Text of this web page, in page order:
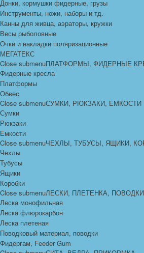
Донки, кормушки фидерные, грузы
Инструменты, ножи, наборы и тд.
Канны для живца, аэраторы, кружки
Весы рыболовные
Очки и накладки поляризационные
МЕГАТЕКС
Close submenuПЛАТФОРМЫ, ФИДЕРНЫЕ
Фидерные кресла
Платформы
Обвес
Close submenuСУМКИ, РЮКЗАКИ, ЕМКОСТИ
Сумки
Рюкзаки
Емкости
Close submenuЧЕХЛЫ, ТУБУСЫ, ЯЩИКИ,
Чехлы
Тубусы
Ящики
Коробки
Close submenuЛЕСКИ, ПЛЕТЕНКА, ПОВОДКИ
Леска монофильная
Леска флюрокарбон
Леска плетеная
Поводковый материал, поводки
Фидергам, Feeder Gum